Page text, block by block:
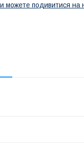
можете подивитися на